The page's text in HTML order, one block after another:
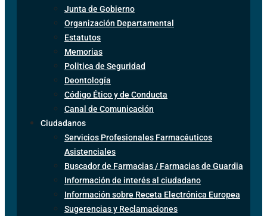
Junta de Gobierno
Organización Departamental
Estatutos
Memorias
Politica de Seguridad
Deontología
Código Ético y de Conducta
Canal de Comunicación
Ciudadanos
Servicios Profesionales Farmacéuticos
Asistenciales
Buscador de Farmacias / Farmacias de Guardia
Información de interés al ciudadano
Información sobre Receta Electrónica Europea
Sugerencias y Reclamaciones